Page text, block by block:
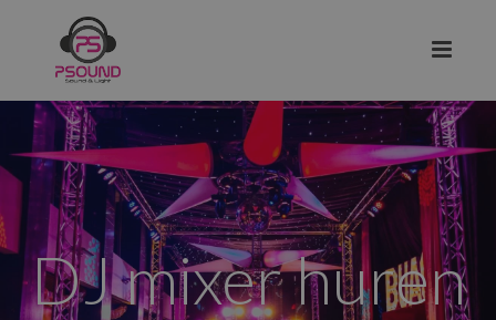
DJ mixer huren